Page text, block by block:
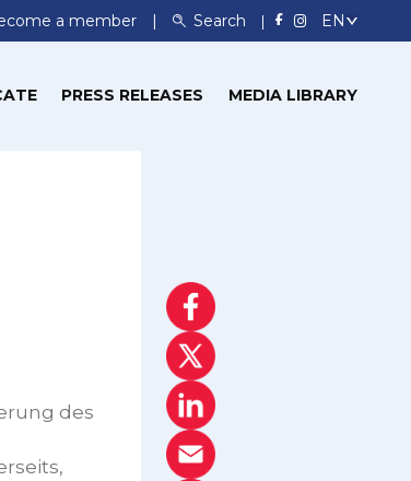
a member Search
PRESS RELEASES MEDIA LIBRARY
des